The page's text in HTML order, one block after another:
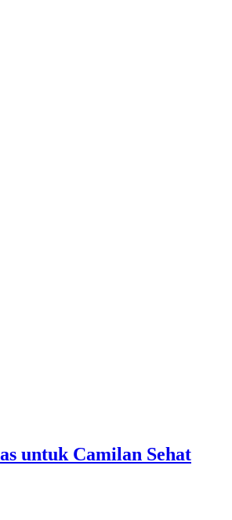
untuk Camilan Sehat